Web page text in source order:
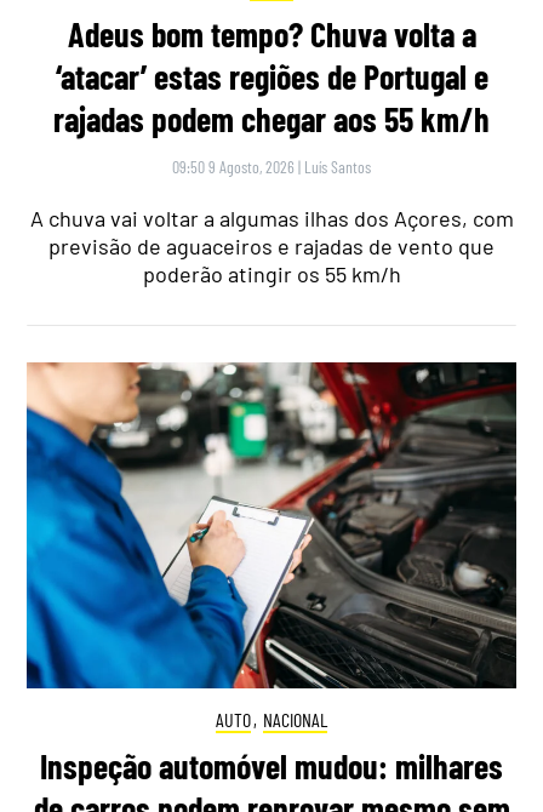
Adeus bom tempo? Chuva volta a
‘atacar’ estas regiões de Portugal e
rajadas podem chegar aos 55 km/h
09:50 9 Agosto, 2026 | Luís Santos
A chuva vai voltar a algumas ilhas dos Açores, com
previsão de aguaceiros e rajadas de vento que
poderão atingir os 55 km/h
AUTO, NACIONAL
Inspeção automóvel mudou: milhares